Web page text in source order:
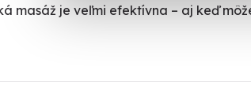
masáž je veľmi efektívna – aj keď